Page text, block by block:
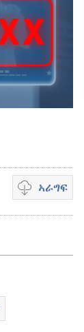
ኣራግፍ
ቪድዮ